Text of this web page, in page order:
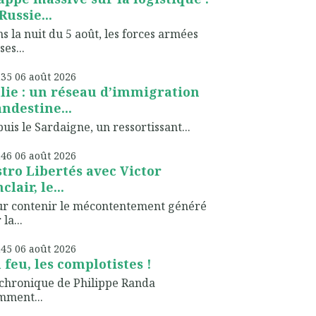
la nuit du 5 août, les forces armées
06 août 2026
: un réseau d’immigration
le Sardaigne, un ressortissant...
06 août 2026
Libertés avec Victor
le...
contenir le mécontentement généré
06 août 2026
feu, les complotistes !
de Philippe Randa